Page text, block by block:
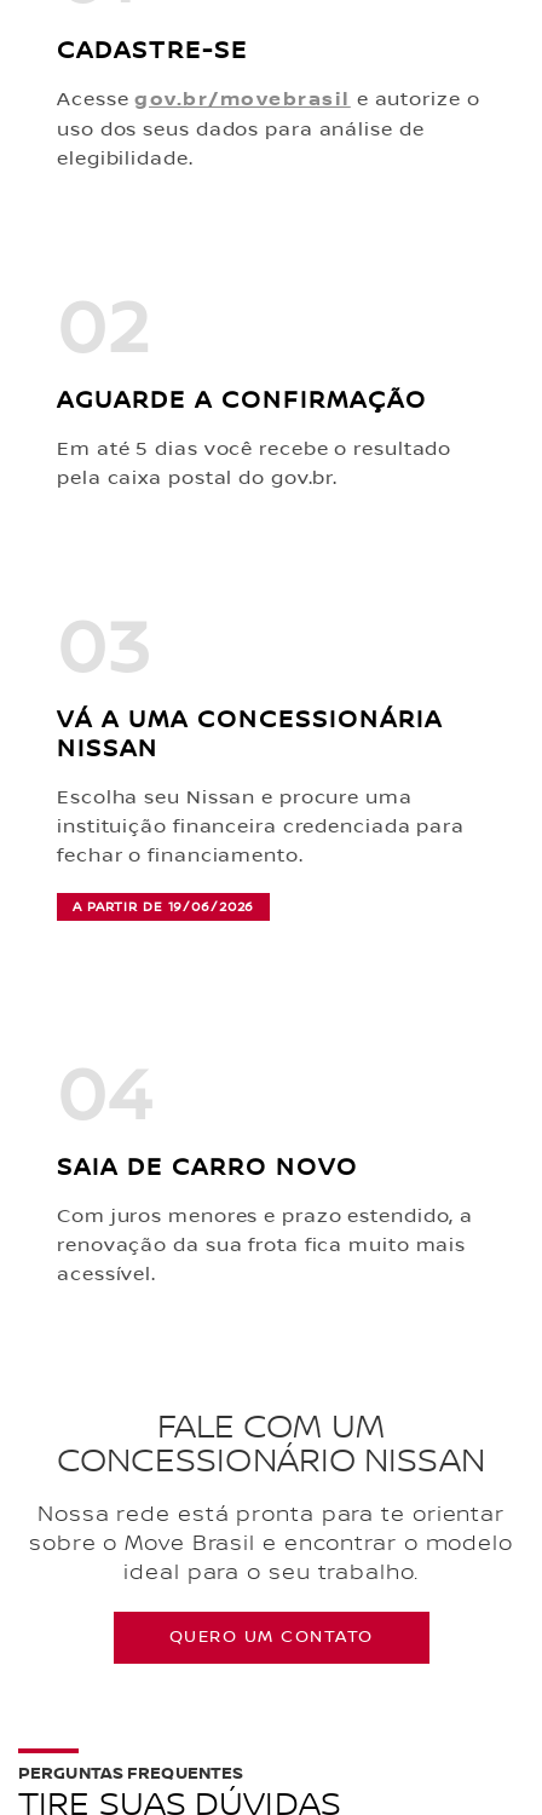
CADASTRE-SE
Acessegov.br/movebrasil e autorize o
uso dos seus dados para análise de
elegibilidade.
02
AGUARDE A CONFIRMAÇÃO
Em até 5 dias você recebe o resultado
pela caixa postal do gov.br.
03
VÁ A UMA CONCESSIONÁRIA
NISSAN
Escolha seu Nissan e procure uma
instituição financeira credenciada para
fechar o financiamento.
A PARTIR DE 19/06/2026
04
SAIA DE CARRO NOVO
Com juros menores e prazo estendido, a
renovação da sua frota fica muito mais
acessível.
FALE COM UM
CONCESSIONÁRIO NISSAN
Nossa rede está pronta para te orientar
sobre o Move Brasil e encontrar o modelo
ideal para o seu trabalho.
QUERO UM CONTATO
TIRE SUAS DÚVIDAS
PERGUNTAS FREQUENTES